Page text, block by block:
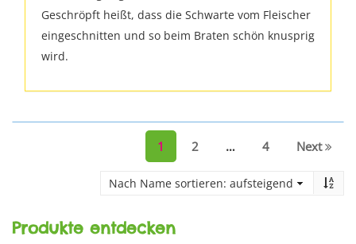
Geschröpft heißt, dass die Schwarte vom Fleischer
eingeschnitten und so beim Braten schön knusprig
wird.
1 2 … 4 Next
Produkte entdecken